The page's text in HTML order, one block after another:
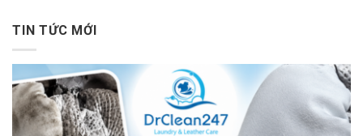
TIN TỨC MỚI